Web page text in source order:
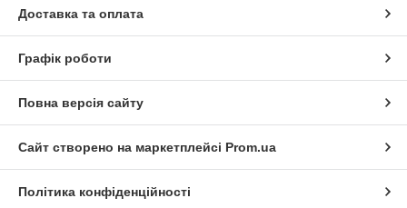
Доставка та оплата
Графік роботи
Повна версія сайту
Сайт створено на маркетплейсі Prom.ua
Політика конфіденційності